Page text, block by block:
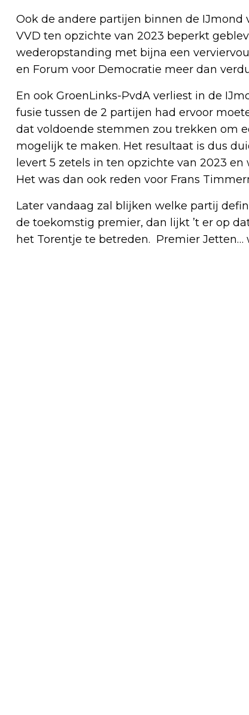
Ook de andere partijen binnen de IJmond
VVD ten opzichte van 2023 beperkt
wederopstanding met bijna een
en Forum voor Democratie meer dan
En ook GroenLinks-PvdA verliest in de
fusie tussen de 2 partijen had ervoor
dat voldoende stemmen zou trekken om
mogelijk te maken. Het resultaat is dus
levert 5 zetels in ten opzichte van 2023
Het was dan ook reden voor Frans
Later vandaag zal blijken welke partij
de toekomstig premier, dan lijkt ’t er op
het Torentje te betreden. Premier Jetten…